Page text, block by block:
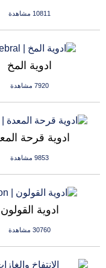
10811 مشاهدة
ادوية المخ
7920 مشاهدة
ادوية قرحة
9853 مشاهدة
ادوية القولون
30760 مشاهدة